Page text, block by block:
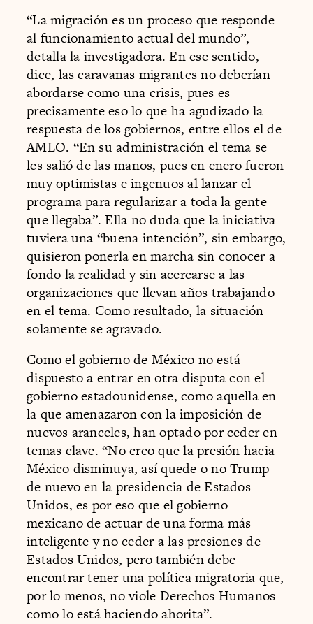
“La migración es un proceso que responde
al funcionamiento actual del mundo”,
detalla la investigadora. En ese sentido,
dice, las caravanas migrantes no deberían
abordarse como una crisis, pues es
precisamente eso lo que ha agudizado la
respuesta de los gobiernos, entre ellos el de
AMLO. “En su administración el tema se
les salió de las manos, pues en enero fueron
muy optimistas e ingenuos al lanzar el
programa para regularizar a toda la gente
que llegaba”. Ella no duda que la iniciativa
tuviera una “buena intención”, sin embargo,
quisieron ponerla en marcha sin conocer a
fondo la realidad y sin acercarse a las
organizaciones que llevan años trabajando
en el tema. Como resultado, la situación
solamente se agravado.
Como el gobierno de México no está
dispuesto a entrar en otra disputa con el
gobierno estadounidense, como aquella en
la que amenazaron con la imposición de
nuevos aranceles, han optado por ceder en
temas clave. “No creo que la presión hacia
México disminuya, así quede o no Trump
de nuevo en la presidencia de Estados
Unidos, es por eso que el gobierno
mexicano de actuar de una forma más
inteligente y no ceder a las presiones de
Estados Unidos, pero también debe
encontrar tener una política migratoria que,
por lo menos, no viole Derechos Humanos
como lo está haciendo ahorita”.